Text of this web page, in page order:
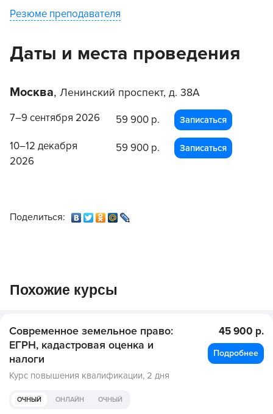
Резюме преподавателя
Даты и места проведения
Москва, Ленинский проспект, д. 38А
7–9 сентября 2026 59 900 р. Записаться
10–12 декабря
2026
59 900 р. Записаться
Поделиться:
Похожие курсы
Современное земельное право:
ЕГРН, кадастровая оценка и
налоги
Курс повышения квалификации, 2 дня
ОЧНЫЙ ОНЛАЙН ОЧНЫЙ
45 900 р.
Подробнее